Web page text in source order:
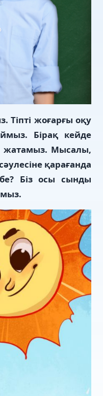
Тіпті жоғарғы оқу
Бірақ кейде
жатамыз. Мысалы,
қарағанда
Біз осы сынды